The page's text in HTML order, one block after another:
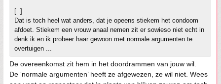
[..]
Dat is toch heel wat anders, dat je opeens stiekem het condoom
afdoet. Stiekem een vrouw anaal nemen zit er sowieso niet echt in
denk ik en ik probeer haar gewoon met normale argumenten te
overtuigen ...
De overeenkomst zit hem in het doordrammen van jouw wil.
De ‘normale argumenten’ heeft ze afgewezen, ze wil niet. Wees